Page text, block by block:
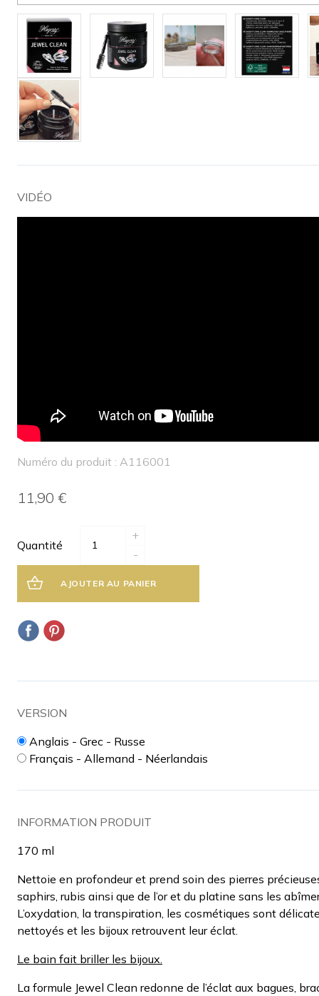
VIDÉO
Numéro du produit : A116001
11,90 €
Quantité
+
-
AJOUTER AU PANIER
VERSION
Anglais - Grec - Russe
Français - Allemand - Néerlandais
INFORMATION PRODUIT
170 ml
Nettoie en profondeur et prend soin des pierres
saphirs, rubis ainsi que de l’or et du platine sans les
L’oxydation, la transpiration, les cosmétiques sont
nettoyés et les bijoux retrouvent leur éclat.
Le bain fait briller les bijoux.
La formule Jewel Clean redonne de l’éclat aux bagues,